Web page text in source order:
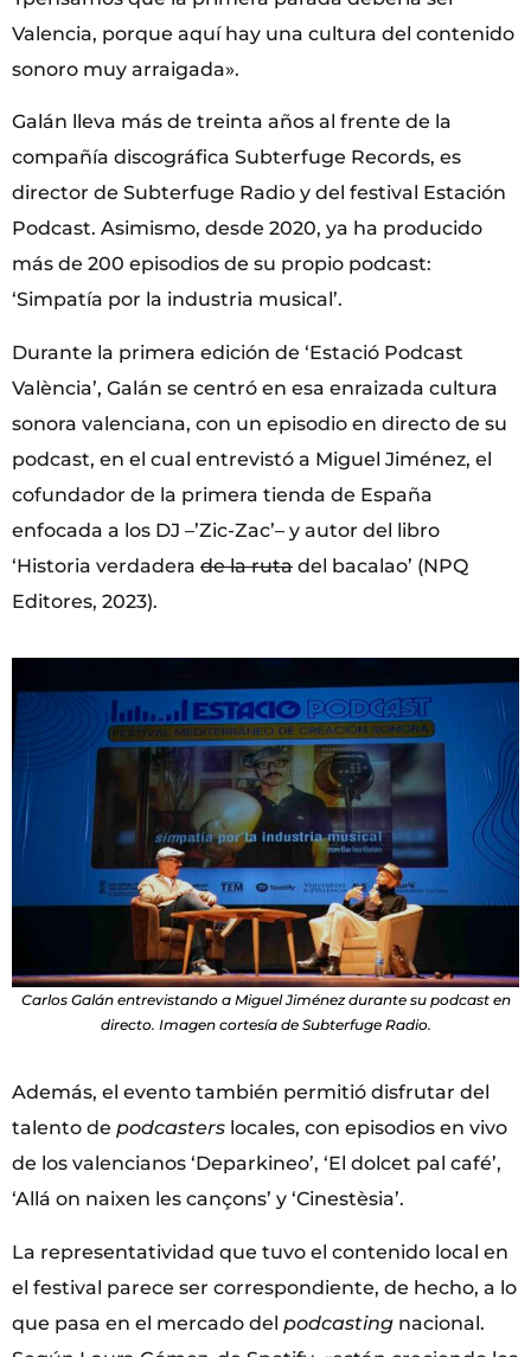
Valencia, porque aquí hay una cultura del contenido
sonoro muy arraigada».
Galán lleva más de treinta años al frente de la
compañía discográfica Subterfuge Records, es
director de Subterfuge Radio y del festival Estación
Podcast. Asimismo, desde 2020, ya ha producido
más de 200 episodios de su propio podcast:
‘Simpatía por la industria musical’.
Durante la primera edición de ‘Estació Podcast
València’, Galán se centró en esa enraizada cultura
sonora valenciana, con un episodio en directo de su
podcast, en el cual entrevistó a Miguel Jiménez, el
cofundador de la primera tienda de España
enfocada a los DJ –’Zic-Zac’– y autor del libro
‘Historia verdadera de la ruta del bacalao’ (NPQ
Editores, 2023).
Carlos Galán entrevistando a Miguel Jiménez durante su podcast en
directo. Imagen cortesía de Subterfuge Radio.
Además, el evento también permitió disfrutar del
talento de podcasters locales, con episodios en vivo
de los valencianos ‘Deparkineo’, ‘El dolcet pal café’,
‘Allá on naixen les cançons’ y ‘Cinestèsia’.
La representatividad que tuvo el contenido local en
el festival parece ser correspondiente, de hecho, a lo
que pasa en el mercado del podcasting nacional.